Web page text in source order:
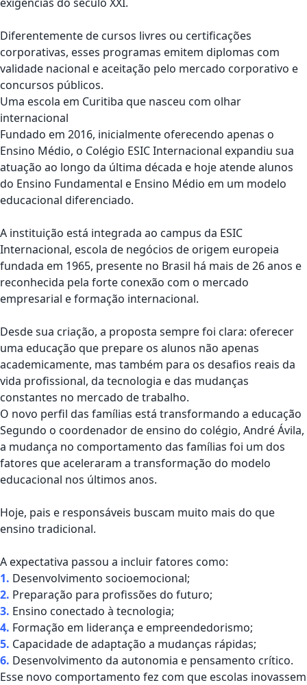
Diferentemente de cursos livres ou certificações
corporativas, esses programas emitem diplomas com
validade nacional e aceitação pelo mercado corporativo e
concursos públicos.
Uma escola em Curitiba que nasceu com olhar
internacional
Fundado em 2016, inicialmente oferecendo apenas o
Ensino Médio, o Colégio ESIC Internacional expandiu sua
atuação ao longo da última década e hoje atende alunos
do Ensino Fundamental e Ensino Médio em um modelo
educacional diferenciado.
A instituição está integrada ao campus da ESIC
Internacional, escola de negócios de origem europeia
fundada em 1965, presente no Brasil há mais de 26 anos e
reconhecida pela forte conexão com o mercado
empresarial e formação internacional.
Desde sua criação, a proposta sempre foi clara: oferecer
uma educação que prepare os alunos não apenas
academicamente, mas também para os desafios reais da
vida profissional, da tecnologia e das mudanças
constantes no mercado de trabalho.
O novo perfil das famílias está transformando a educação
Segundo o coordenador de ensino do colégio, André Ávila,
a mudança no comportamento das famílias foi um dos
fatores que aceleraram a transformação do modelo
educacional nos últimos anos.
Hoje, pais e responsáveis buscam muito mais do que
ensino tradicional.
A expectativa passou a incluir fatores como:
1. Desenvolvimento socioemocional;
2. Preparação para profissões do futuro;
3. Ensino conectado à tecnologia;
4. Formação em liderança e empreendedorismo;
5. Capacidade de adaptação a mudanças rápidas;
6. Desenvolvimento da autonomia e pensamento crítico.
Esse novo comportamento fez com que escolas inovassem